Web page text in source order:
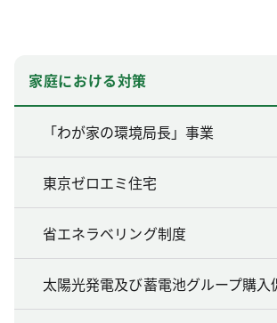
家庭における対策
「わが家の環境局長」事業
東京ゼロエミ住宅
省エネラベリング制度
太陽光発電及び蓄電池グループ購入